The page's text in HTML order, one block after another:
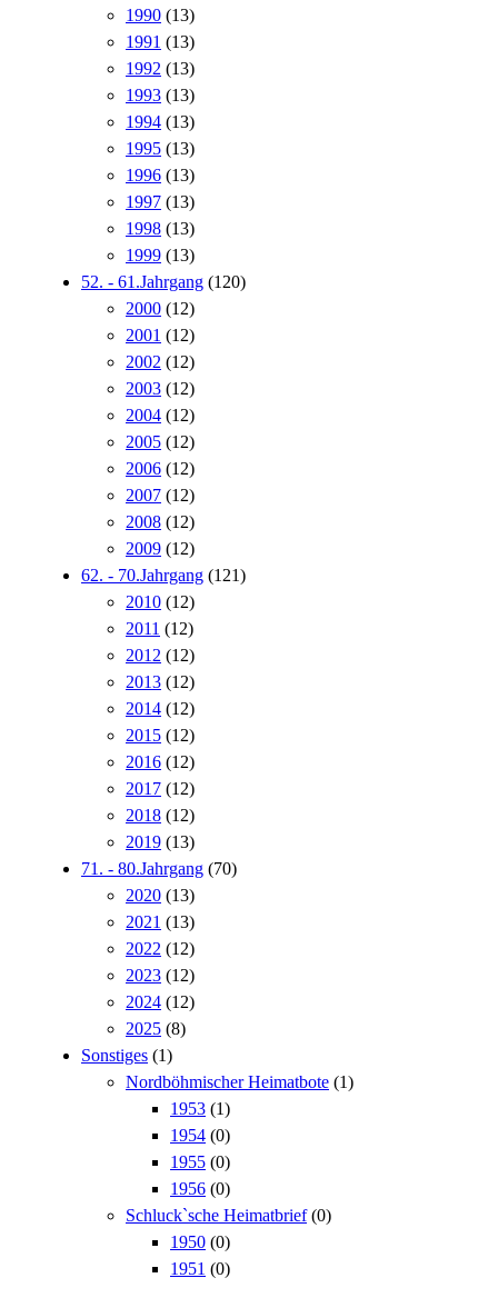
1990 (13)
1991 (13)
1992 (13)
1993 (13)
1994 (13)
1995 (13)
1996 (13)
1997 (13)
1998 (13)
1999 (13)
52. - 61.Jahrgang (120)
2000 (12)
2001 (12)
2002 (12)
2003 (12)
2004 (12)
2005 (12)
2006 (12)
2007 (12)
2008 (12)
2009 (12)
62. - 70.Jahrgang (121)
2010 (12)
2011 (12)
2012 (12)
2013 (12)
2014 (12)
2015 (12)
2016 (12)
2017 (12)
2018 (12)
2019 (13)
71. - 80.Jahrgang (70)
2020 (13)
2021 (13)
2022 (12)
2023 (12)
2024 (12)
2025 (8)
Sonstiges (1)
Nordböhmischer Heimatbote (1)
1953 (1)
1954 (0)
1955 (0)
1956 (0)
Schluck`sche Heimatbrief (0)
1950 (0)
1951 (0)